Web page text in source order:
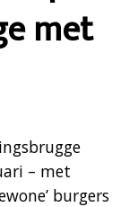
met
– met
burgers